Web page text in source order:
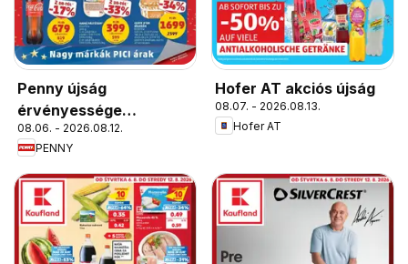
Penny újság
érvényessége
2026.08.12-ig
08.06. - 2026.08.12.
PENNY
Hofer AT akciós újság
08.07. - 2026.08.13.
Hofer AT